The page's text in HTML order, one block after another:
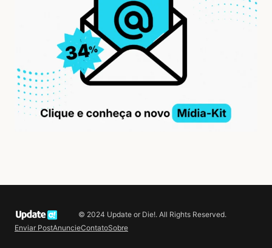
© 2024 Update or Die!. All Rights Reserved.
Enviar PostAnuncieContatoSobre